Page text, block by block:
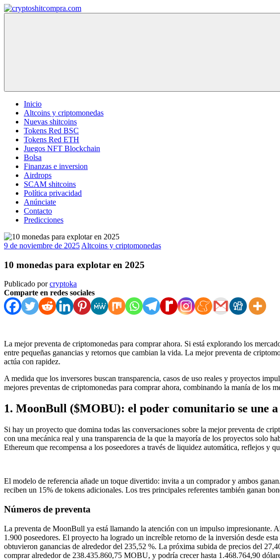
Saltar
al
Inicio
Altcoins y criptomonedas
Nuevas shitcoins
Tokens Red BSC
Tokens Red ETH
Juegos NFT Blockchain
Bolsa
Finanzas e inversion
Airdrops
SCAM shitcoins
Política privacidad
Anúnciate
Contacto
Predicciones
9 de noviembre de 2025 Altcoins y criptomonedas
10 monedas para explotar en 2025
Publicado porcryptoka
Comparte en redes sociales
La mejor preventa de criptomonedas para comprar ahora. Si está explorando los
entre pequeñas ganancias y retornos que cambian la vida. La mejor preventa de
actúa con rapidez.
A medida que los inversores buscan transparencia, casos de uso reales y proyectos
mejores preventas de criptomonedas para comprar ahora, combinando la manía de los
1. MoonBull ($MOBU): el poder comunitario se une
Si hay un proyecto que domina todas las conversaciones sobre la mejor preventa de
con una mecánica real y una transparencia de la que la mayoría de los proyectos solo
Ethereum que recompensa a los poseedores a través de liquidez automática, reflejos y
El modelo de referencia añade un toque divertido: invita a un comprador y ambos
reciben un 15% de tokens adicionales. Los tres principales referentes también ganan
Números de preventa
La preventa de MoonBull ya está llamando la atención con un impulso impresionante.
1.900 poseedores. El proyecto ha logrado un increíble retorno de la inversión desde
obtuvieron ganancias de alrededor del 235,52 %. La próxima subida de precios del
comprar alrededor de 238.435.860,75 MOBU, y podría crecer hasta 1.468.764,90